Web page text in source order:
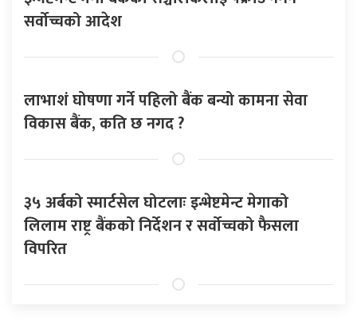
सर्वोच्चको आदेश
लाभाशं घोषणा गर्ने पहिलो बैंक बन्यो कामना सेवा
विकास बैंक, कति छ नगद ?
३५ अर्बको स्मार्टसेल घोटलाः इन्भेष्टमेन्ट मेगाको
लिलाम राष्ट्र बैंकको निर्देशन र सर्वोच्चको फैसला
विपरित